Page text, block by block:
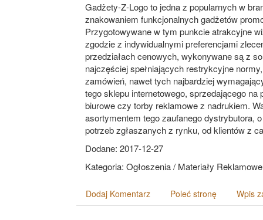
Gadżety-Z-Logo to jedna z popularnych w
znakowaniem funkcjonalnych gadżetów
Przygotowywane w tym punkcie atrakcyjne
zgodzie z indywidualnymi preferencjami
przedziałach cenowych, wykonywane są z
najczęściej spełniających restrykcyjne
zamówień, nawet tych najbardziej
tego sklepu internetowego, sprzedającego
biurowe czy torby reklamowe z nadrukiem.
asortymentem tego zaufanego dystrybutora,
potrzeb zgłaszanych z rynku, od klientów z
Dodane: 2017-12-27
Kategoria: Ogłoszenia / Materiały Reklamowe
Dodaj Komentarz Poleć stronę Wpis